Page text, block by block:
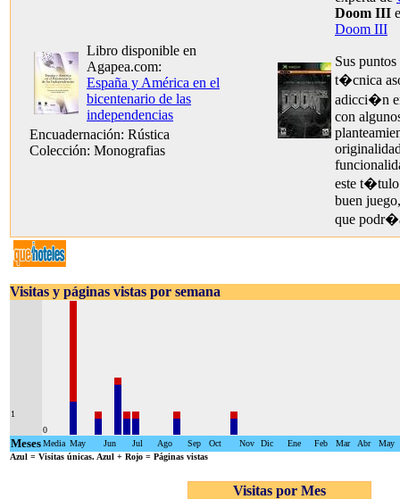
Libro disponible en
Agapea.com:
España y América en el
bicentenario de las
independencias
Encuadernación: Rústica
Colección: Monografias
Doom III
Doom III
Sus
t�cnica
adicci�n
con
este t�tulo
buen
que
Visitas y páginas vistas por semana
1
0
MesesMedia May Jun Jul Ago Sep Oct Nov Dic Ene Feb Mar Abr
May
Azul = Visitas únicas. Azul + Rojo = Páginas vistas
Visitas por Mes